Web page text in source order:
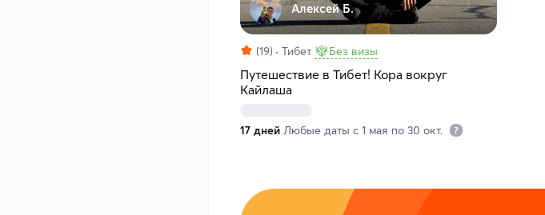
Алексей Б.
(19) Тибет Без визы
Путешествие в Тибет! Кора вокруг
Кайлаша
17 дней Любые даты с 1 мая по 30 окт.